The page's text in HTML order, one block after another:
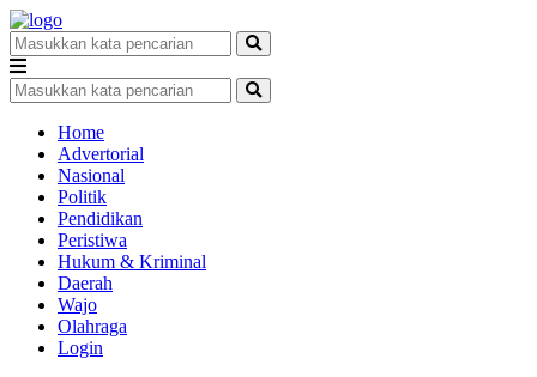
Home
Advertorial
Nasional
Politik
Pendidikan
Peristiwa
Hukum & Kriminal
Daerah
Wajo
Olahraga
Login